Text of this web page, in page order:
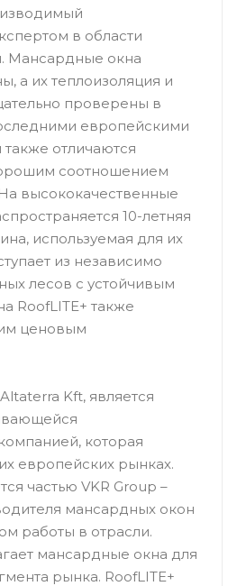
в области
Мансардные окна
а их теплоизоляция и
проверены в
европейскими
отличаются
соотношением
высококачественные
10-летняя
используемая для их
из независимо
лесов с устойчивым
RoofLITE+ также
ценовым
Kft, является
которая
европейских рынках.
частью VKR Group –
мансардных окон
работы в отрасли.
мансардные окна для
рынка. RoofLITE+